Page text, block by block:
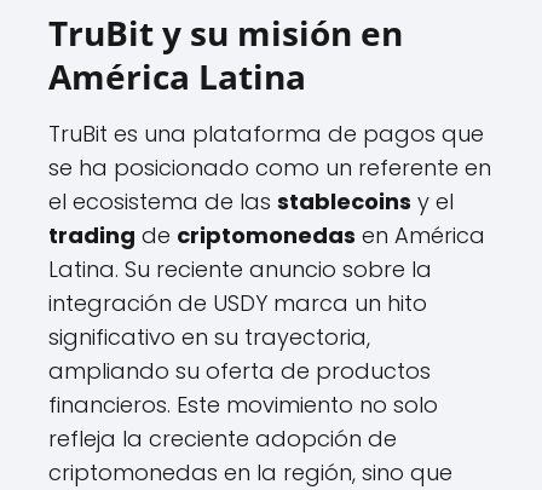
TruBit y su misión en
América Latina
TruBit es una plataforma de pagos que
se ha posicionado como un referente en
el ecosistema de las stablecoins y el
trading de criptomonedas en América
Latina. Su reciente anuncio sobre la
integración de USDY marca un hito
significativo en su trayectoria,
ampliando su oferta de productos
financieros. Este movimiento no solo
refleja la creciente adopción de
criptomonedas en la región, sino que